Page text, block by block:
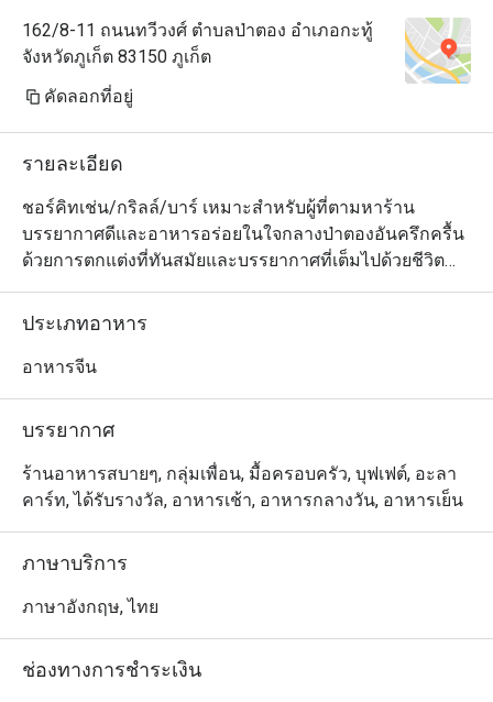
162/8-11 ถนนทวีวงศ์ ตำบลป่าตอง อำเภอกะทู้
จังหวัดภูเก็ต 83150 ภูเก็ต
คัดลอกที่อยู่
รายละเอียด
ชอร์คิทเช่น/กริลล์/บาร์ เหมาะสำหรับผู้ที่ตามหาร้าน
บรรยากาศดีและอาหารอร่อยในใจกลางป่าตองอันครึกครื้น
ด้วยการตกแต่งที่ทันสมัยและบรรยากาศที่เต็มไปด้วยชีวิต
ชีวา ร้านอาหารออลเดย์ไดนิ่งบนชั้น 1 ของโฮเทล โคลเวอร์
ป่าตอง ภูเก็ต จึงเป็นสวรรค์สำหรับผู้ชื่นชอบอาหารที่
ร้อนแรงของอาหารเอเชียตะวันออกเฉียงใต้ไปจนถึงจาน
ต้มกับผักกาดดอง ปูผัดขิงและต้นหอม และเนื้อผัดพริกไทยดำ
ประเภทอาหาร
อาหารจีน
บรรยากาศ
ร้านอาหารสบายๆ, กลุ่มเพื่อน, มื้อครอบครัว, บุฟเฟต์, อะลา
คาร์ท, ได้รับรางวัล, อาหารเช้า, อาหารกลางวัน, อาหารเย็น
ภาษาบริการ
ภาษาอังกฤษ, ไทย
ช่องทางการชำระเงิน